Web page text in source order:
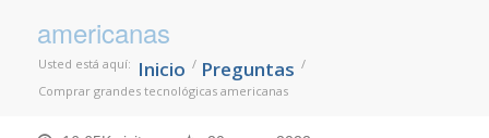
americanas
Usted está aquí: Inicio / Preguntas /
Comprar grandes tecnológicas americanas